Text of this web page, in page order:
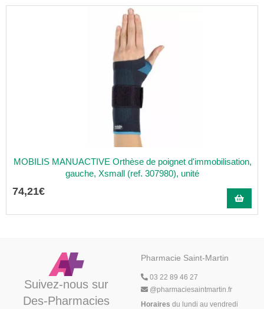
MOBILIS MANUACTIVE Orthèse de poignet d'immobilisation,
gauche, Xsmall (ref. 307980), unité
74,21€
Suivez-nous sur
Des-Pharmacies
Pharmacie Saint-Martin
03 22 89 46 27
@pharmaciesaintmartin.fr
Horaires du lundi au vendredi